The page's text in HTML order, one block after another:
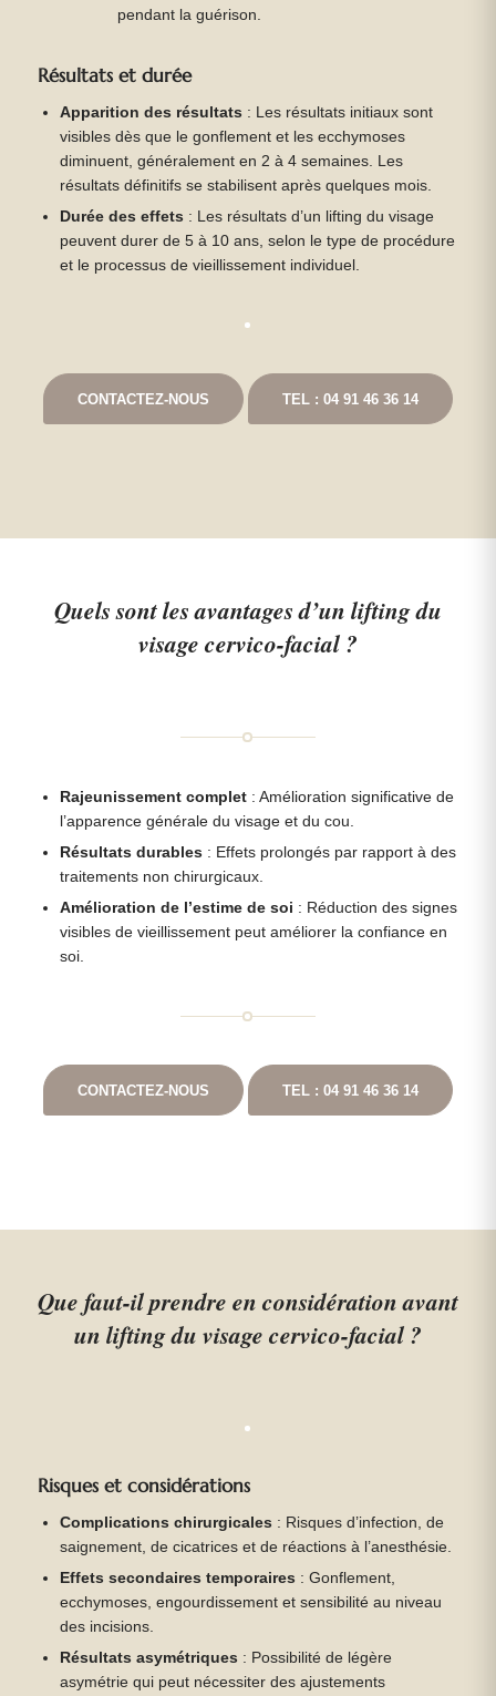
pendant la guérison.
Résultats et durée
Apparition des résultats : Les résultats initiaux sont
visibles dès que le gonflement et les ecchymoses
diminuent, généralement en 2 à 4 semaines. Les
résultats définitifs se stabilisent après quelques mois.
Durée des effets : Les résultats d’un lifting du visage
peuvent durer de 5 à 10 ans, selon le type de procédure
et le processus de vieillissement individuel.
CONTACTEZ-NOUS TEL : 04 91 46 36 14
Quels sont les avantages d’un lifting du
visage cervico-facial ?
Rajeunissement complet : Amélioration significative de
l’apparence générale du visage et du cou.
Résultats durables : Effets prolongés par rapport à des
traitements non chirurgicaux.
Amélioration de l’estime de soi : Réduction des signes
visibles de vieillissement peut améliorer la confiance en
soi.
CONTACTEZ-NOUS TEL : 04 91 46 36 14
Que faut-il prendre en considération avant
un lifting du visage cervico-facial ?
Risques et considérations
Complications chirurgicales : Risques d’infection, de
saignement, de cicatrices et de réactions à l’anesthésie.
Effets secondaires temporaires : Gonflement,
ecchymoses, engourdissement et sensibilité au niveau
des incisions.
Résultats asymétriques : Possibilité de légère
asymétrie qui peut nécessiter des ajustements